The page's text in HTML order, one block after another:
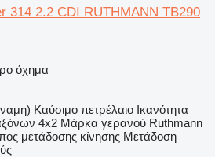
314 2.2 CDI RUTHMANN TB290
όχημα
Καύσιμο πετρέλαιο Ικανότητα
4x2 Μάρκα γερανού Ruthmann
μετάδοσης κίνησης Μετάδοση